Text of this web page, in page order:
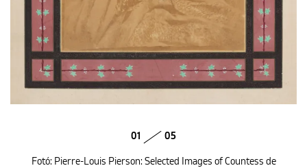
01 05
Fotó: Pierre-Louis Pierson: Selected Images of Countess de